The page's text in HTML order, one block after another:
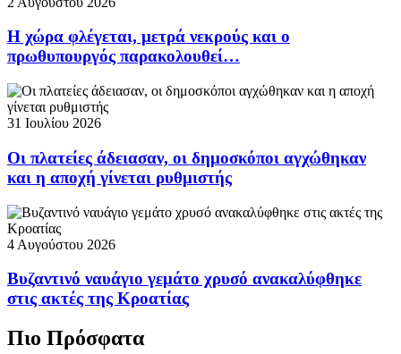
Η χώρα φλέγεται, μετρά νεκρούς και ο
πρωθυπουργός παρακολουθεί…
31 Ιουλίου 2026
Οι πλατείες άδειασαν, οι δημοσκόποι αγχώθηκαν
και η αποχή γίνεται ρυθμιστής
4 Αυγούστου 2026
Βυζαντινό ναυάγιο γεμάτο χρυσό ανακαλύφθηκε
στις ακτές της Κροατίας
Πιο Πρόσφατα